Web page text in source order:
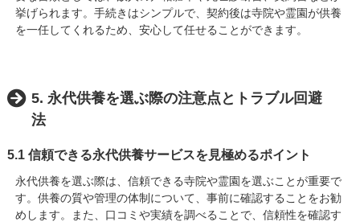
挙げられます。手続きはシンプルで、契約後は寺院や霊園が供養
を一任してくれるため、安心して任せることができます。
5. 永代供養を選ぶ際の注意点とトラブル回避
法
5.1 信頼できる永代供養サービスを見極めるポイント
永代供養を選ぶ際は、信頼できる寺院や霊園を選ぶことが重要で
す。供養の質や管理の体制について、事前に確認することをお勧
めします。また、口コミや実績を調べることで、信頼性を確認す